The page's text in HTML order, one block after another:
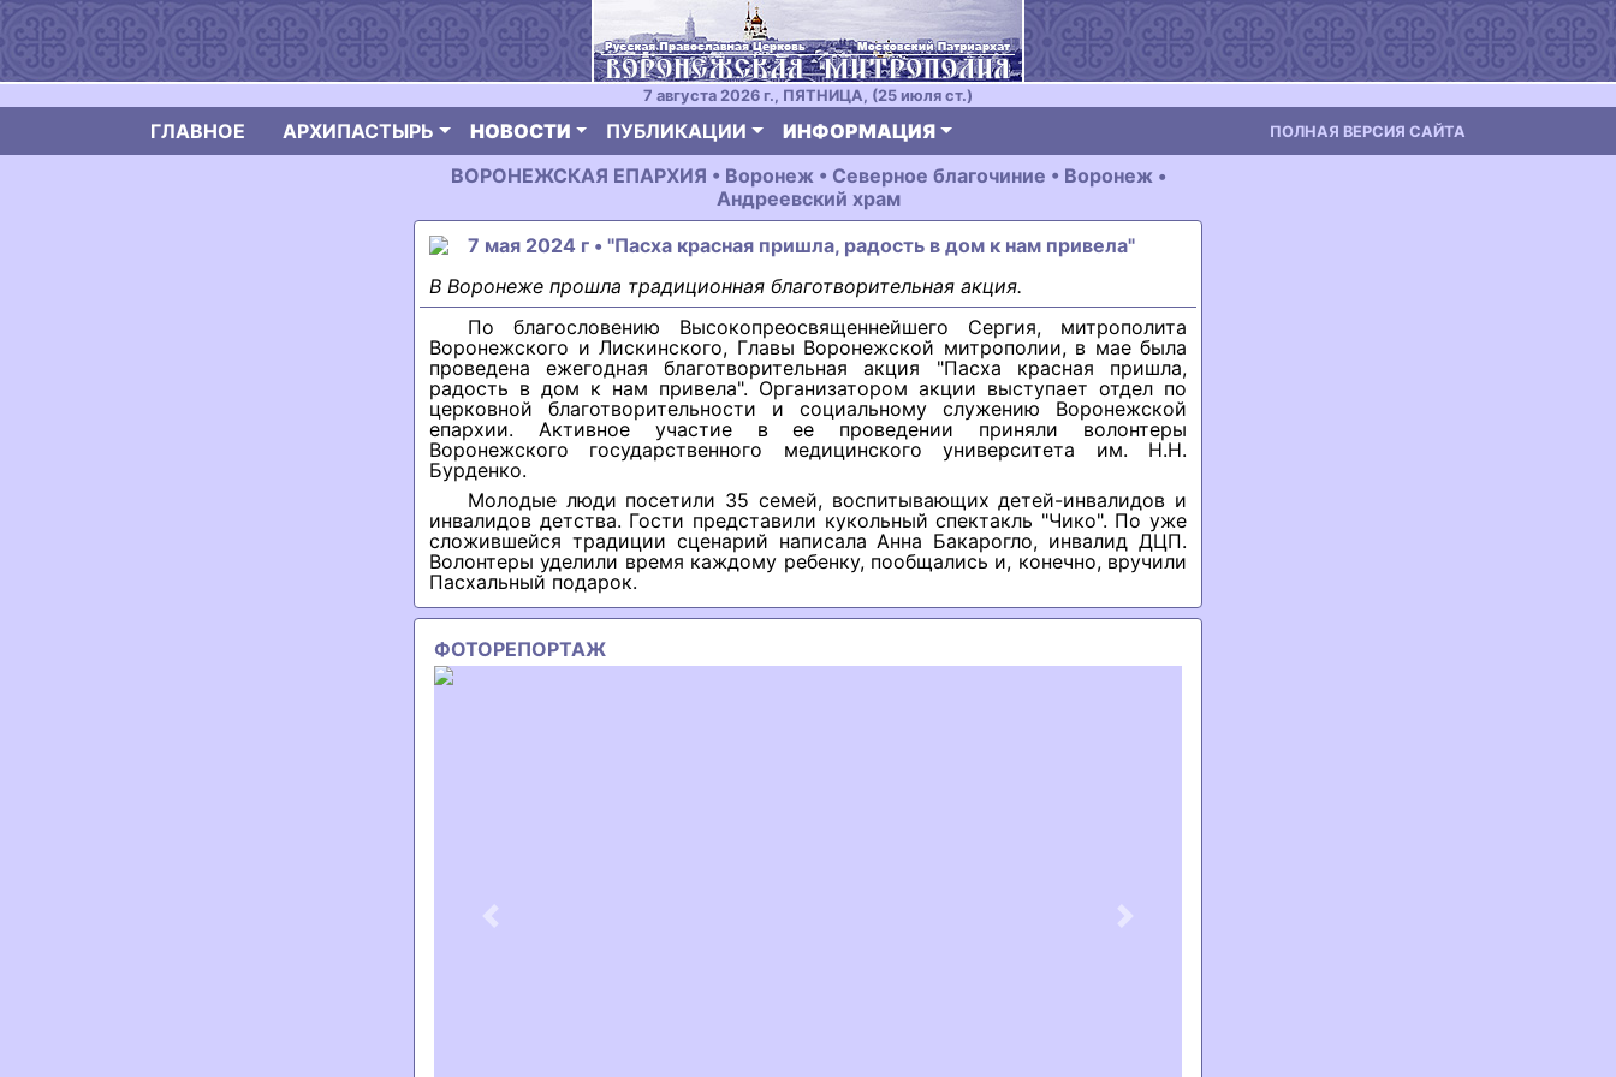
7 августа 2026 г., ПЯТНИЦА, (25 июля ст.)
ГЛАВНОЕ АРХИПАСТЫРЬ НОВОСТИ ПУБЛИКАЦИИ ИНФОРМАЦИЯ ПОЛНАЯ ВЕРСИЯ САЙТА
ВОРОНЕЖСКАЯ ЕПАРХИЯ • Воронеж • Северное благочиние • Воронеж •
Андреевский храм
7 мая 2024 г • "Пасха красная пришла, радость в дом к нам привела"
В Воронеже прошла традиционная благотворительная акция.
По благословению Высокопреосвященнейшего Сергия, митрополита
Воронежского и Лискинского, Главы Воронежской митрополии, в мае была
проведена ежегодная благотворительная акция "Пасха красная пришла,
радость в дом к нам привела". Организатором акции выступает отдел по
церковной благотворительности и социальному служению Воронежской
епархии. Активное участие в ее проведении приняли волонтеры
Воронежского государственного медицинского университета им. Н.Н.
Бурденко.
Молодые люди посетили 35 семей, воспитывающих детей-инвалидов и
инвалидов детства. Гости представили кукольный спектакль "Чико". По уже
сложившейся традиции сценарий написала Анна Бакарогло, инвалид ДЦП.
Волонтеры уделили время каждому ребенку, пообщались и, конечно, вручили
Пасхальный подарок.
ФОТОРЕПОРТАЖ
Previous Next